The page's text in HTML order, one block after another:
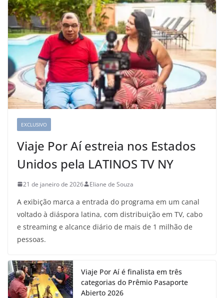
EXCLUSIVO
Viaje Por Aí estreia nos Estados
Unidos pela LATINOS TV NY
21 de janeiro de 2026 Eliane de Souza
A exibição marca a entrada do programa em um canal
voltado à diáspora latina, com distribuição em TV, cabo
e streaming e alcance diário de mais de 1 milhão de
pessoas.
Viaje Por Aí é finalista em três
categorias do Prêmio Pasaporte
Abierto 2026